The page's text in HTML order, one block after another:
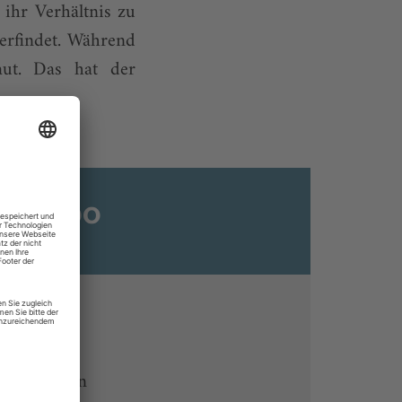
Verhältnis zu
Während
Das hat der
Abo
lesen